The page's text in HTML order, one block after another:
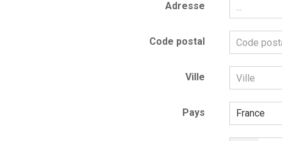
Adresse
Code postal
Ville
Pays